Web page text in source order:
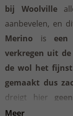
bij Woolville
aanbevelen, en
Merino is
verkregen uit de
de wol het
gemaakt dus
dreigt hier
bijtgevoel.
Meer